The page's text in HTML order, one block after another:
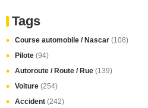
Tags
Course automobile / Nascar (108)
Pilote (94)
Autoroute / Route / Rue (139)
Voiture (254)
Accident (242)